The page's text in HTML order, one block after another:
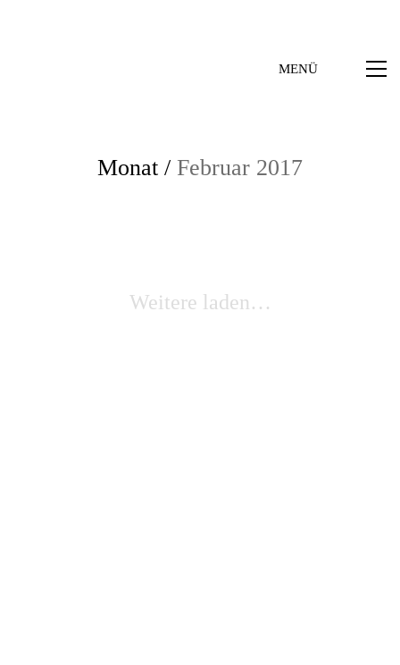
MENÜ
Monat / Februar 2017
Weitere laden…